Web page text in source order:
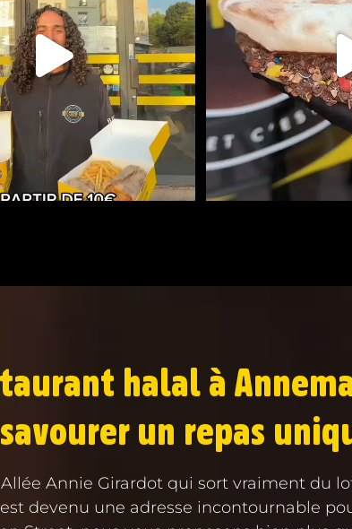
halal à
savourer un repas
Annie Girardot qui sort vraiment du
devenu une adresse incontournable